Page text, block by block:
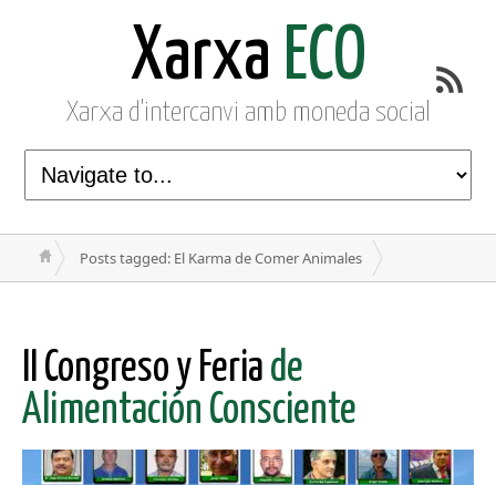
Xarxa ECO
Xarxa d'intercanvi amb moneda social
Posts tagged: El Karma de Comer Animales
II Congreso y Feria de
Alimentación Consciente